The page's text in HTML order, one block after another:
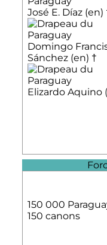
José E. Díaz (en)
Domingo
Sánchez (en) †
Elizardo Aquino
150 000
150 canons